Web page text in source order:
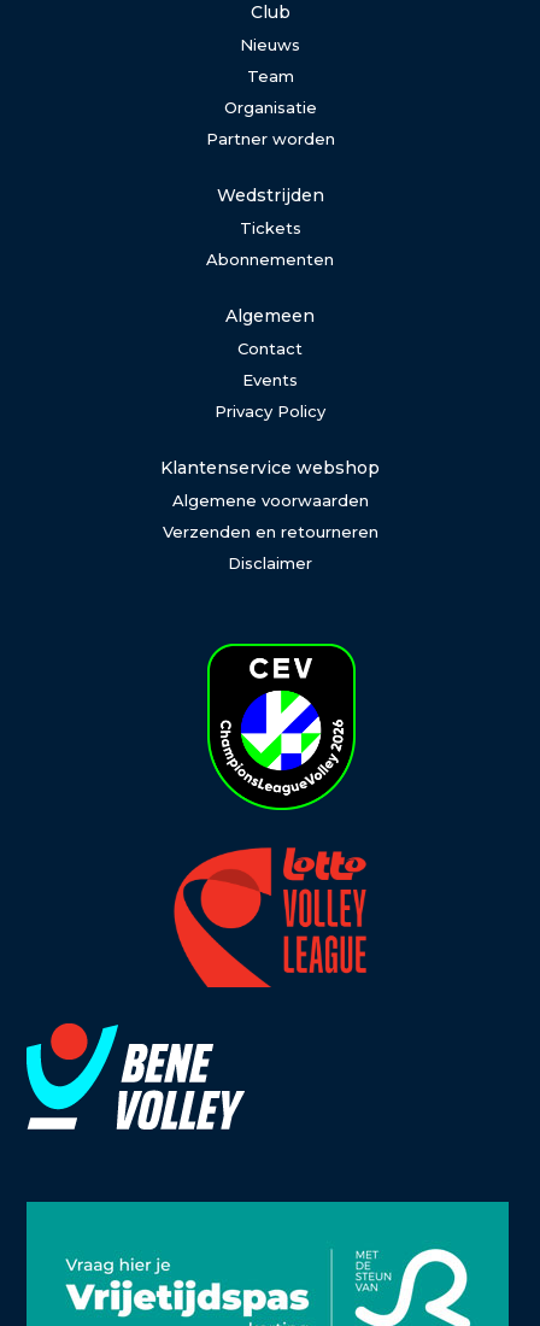
Club
Nieuws
Team
Organisatie
Partner worden
Wedstrijden
Tickets
Abonnementen
Algemeen
Contact
Events
Privacy Policy
Klantenservice webshop
Algemene voorwaarden
Verzenden en retourneren
Disclaimer